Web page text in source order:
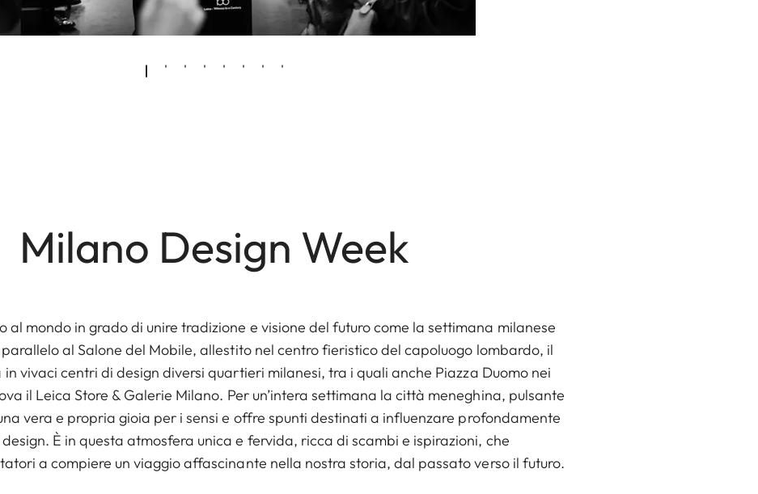
Milano Design Week
al mondo in grado di unire tradizione e visione del futuro come la settimana milanese
al Salone del Mobile, allestito nel centro fieristico del capoluogo lombardo, il
vivaci centri di design diversi quartieri milanesi, tra i quali anche Piazza Duomo nei
il Leica Store & Galerie Milano. Per un’intera settimana la città meneghina, pulsante
vera e propria gioia per i sensi e offre spunti destinati a influenzare profondamente
È in questa atmosfera unica e fervida, ricca di scambi e ispirazioni, che
a compiere un viaggio affascinante nella nostra storia, dal passato verso il futuro.